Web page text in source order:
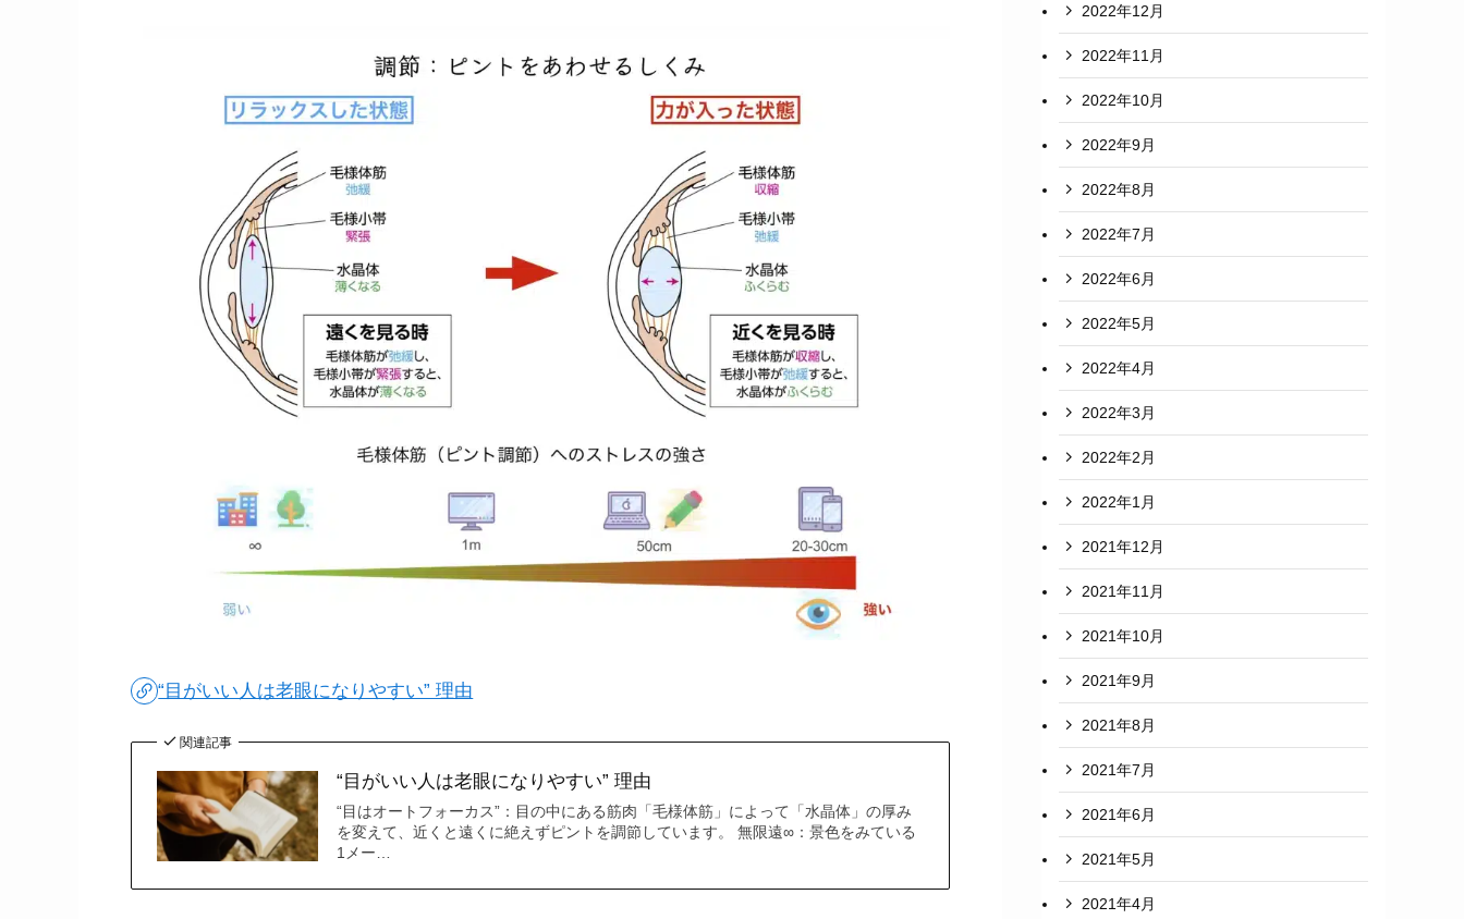
“目がいい人は老眼になりやすい” 理由
関連記事
“目がいい人は老眼になりやすい” 理由
“目はオートフォーカス”：目の中にある筋肉「毛様体筋」によって「水晶体」の厚み
を変えて、近くと遠くに絶えずピントを調節しています。 無限遠∞：景色をみている
1メー…
2022年12月
2022年11月
2022年10月
2022年9月
2022年8月
2022年7月
2022年6月
2022年5月
2022年4月
2022年3月
2022年2月
2022年1月
2021年12月
2021年11月
2021年10月
2021年9月
2021年8月
2021年7月
2021年6月
2021年5月
2021年4月